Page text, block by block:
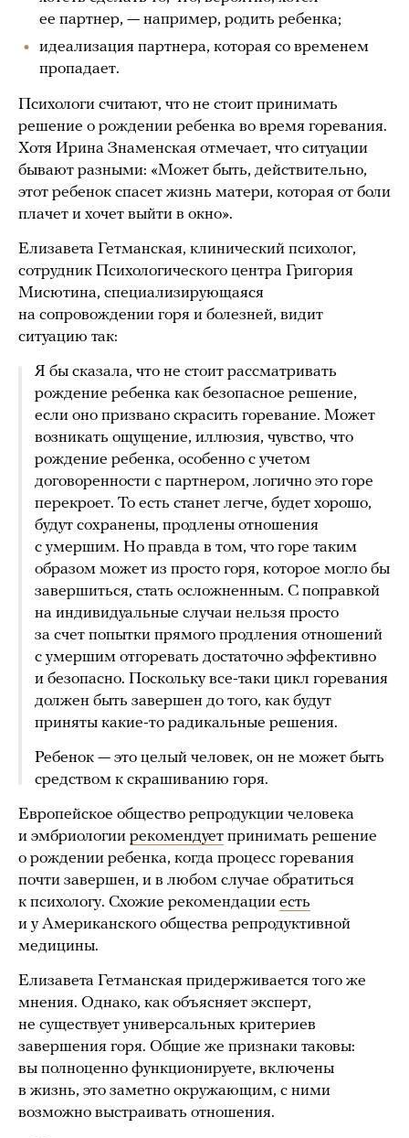
ее партнер, — например, родить ребенка;
идеализация партнера, которая со временем
пропадает.
Психологи считают, что не стоит принимать
решение о рождении ребенка во время горевания.
Хотя Ирина Знаменская отмечает, что ситуации
бывают разными: «Может быть, действительно,
этот ребенок спасет жизнь матери, которая от боли
плачет и хочет выйти в окно».
Елизавета Гетманская, клинический психолог,
сотрудник Психологического центра Григория
Мисютина, специализирующаяся
на сопровождении горя и болезней, видит
ситуацию так:
Я бы сказала, что не стоит рассматривать
рождение ребенка как безопасное решение,
если оно призвано скрасить горевание. Может
возникать ощущение, иллюзия, чувство, что
рождение ребенка, особенно с учетом
договоренности с партнером, логично это горе
перекроет. То есть станет легче, будет хорошо,
будут сохранены, продлены отношения
с умершим. Но правда в том, что горе таким
образом может из просто горя, которое могло бы
завершиться, стать осложненным. С поправкой
на индивидуальные случаи нельзя просто
за счет попытки прямого продления отношений
с умершим отгоревать достаточно эффективно
и безопасно. Поскольку все-таки цикл горевания
должен быть завершен до того, как будут
приняты какие-то радикальные решения.
Ребенок — это целый человек, он не может быть
средством к скрашиванию горя.
Европейское общество репродукции человека
и эмбриологии рекомендует принимать решение
о рождении ребенка, когда процесс горевания
почти завершен, и в любом случае обратиться
к психологу. Схожие рекомендации есть
и у Американского общества репродуктивной
медицины.
Елизавета Гетманская придерживается того же
мнения. Однако, как объясняет эксперт,
не существует универсальных критериев
завершения горя. Общие же признаки таковы:
вы полноценно функционируете, включены
в жизнь, это заметно окружающим, с ними
возможно выстраивать отношения.